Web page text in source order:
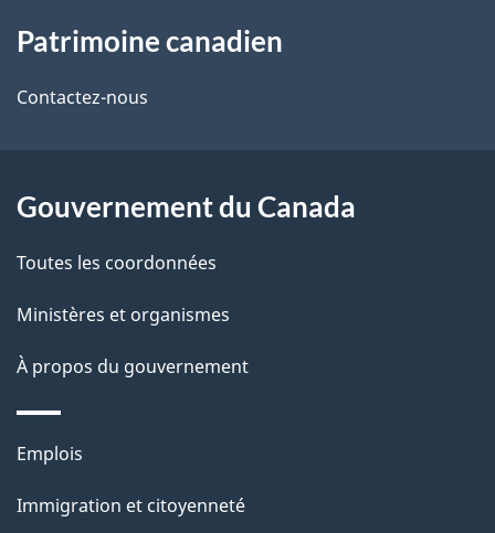
s
a
p
a
g
e
t
e
t
o
a
t
i
o
n
s
propos
de
site
Patrimoine canadien
Contactez-nous
Gouvernement du Canada
Toutes les coordonnées
Ministères et organismes
À propos du gouvernement
Thèmes
sujets
Emplois
Immigration et citoyenneté